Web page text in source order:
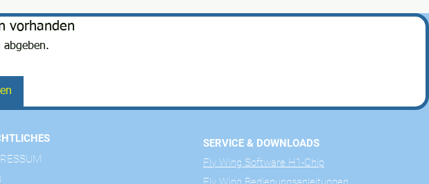
vorhanden
abgeben.
SERVICE & DOWNLOADS
Fly Wing Software H1-Chip